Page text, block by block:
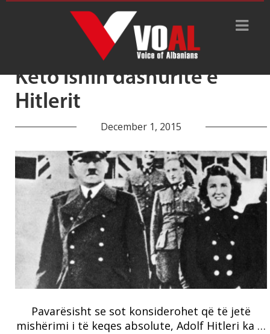
Tag Archive: jetë dashurore
Këto ishin dashuritë e
Hitlerit
December 1, 2015
Pavarësisht se sot konsiderohet që të jetë
mishërimi i të keqes absolute, Adolf Hitleri ka …